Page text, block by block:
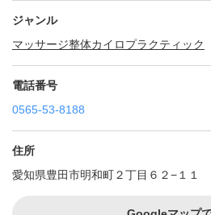
ジャンル
マッサージ整体カイロプラクティック
電話番号
0565-53-8188
住所
愛知県豊田市明和町２丁目６２−１１